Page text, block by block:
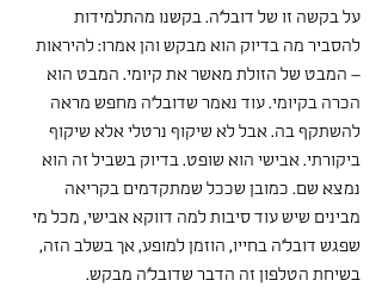
על בקשה זו של דובל'ה. בקשנו מהתלמידות
להסביר מה בדיוק הוא מבקש והן אמרו: להיראות
– המבט של הזולת מאשר את קיומי. המבט הוא
הכרה בקיומי. עוד נאמר שדובל'ה מחפש מראה
להשתקף בה. אבל לא שיקוף נרטלי אלא שיקוף
ביקורתי. אבישי הוא שופט. בדיוק בשביל זה הוא
נמצא שם. כמובן שככל שמתקדמים בקריאה
מבינים שיש עוד סיבות למה דווקא אבישי, מכל מי
שפגש דובל'ה בחייו, הוזמן למופע, אך בשלב הזה,
בשיחת הטלפון זה הדבר שדובל'ה מבקש.